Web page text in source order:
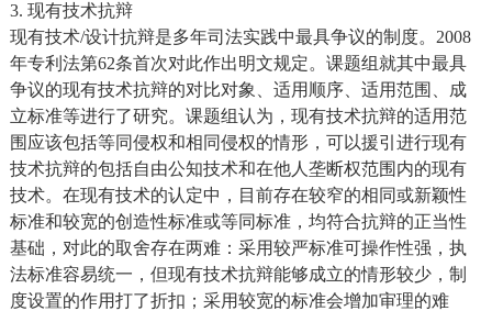
3. 现有技术抗辩
现有技术/设计抗辩是多年司法实践中最具争议的制度。2008
年专利法第62条首次对此作出明文规定。课题组就其中最具
争议的现有技术抗辩的对比对象、适用顺序、适用范围、成
立标准等进行了研究。课题组认为，现有技术抗辩的适用范
围应该包括等同侵权和相同侵权的情形，可以援引进行现有
技术抗辩的包括自由公知技术和在他人垄断权范围内的现有
技术。在现有技术的认定中，目前存在较窄的相同或新颖性
标准和较宽的创造性标准或等同标准，均符合抗辩的正当性
基础，对此的取舍存在两难：采用较严标准可操作性强，执
法标准容易统一，但现有技术抗辩能够成立的情形较少，制
度设置的作用打了折扣；采用较宽的标准会增加审理的难